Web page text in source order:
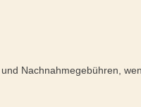
Nachnahmegebühren,